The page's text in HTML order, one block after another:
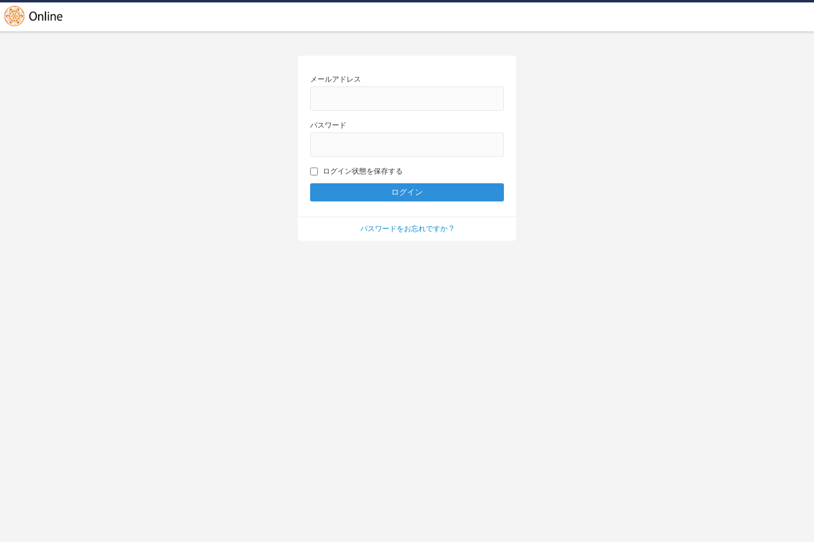
メールアドレス
パスワード
ログイン状態を保存する
パスワードをお忘れですか ?